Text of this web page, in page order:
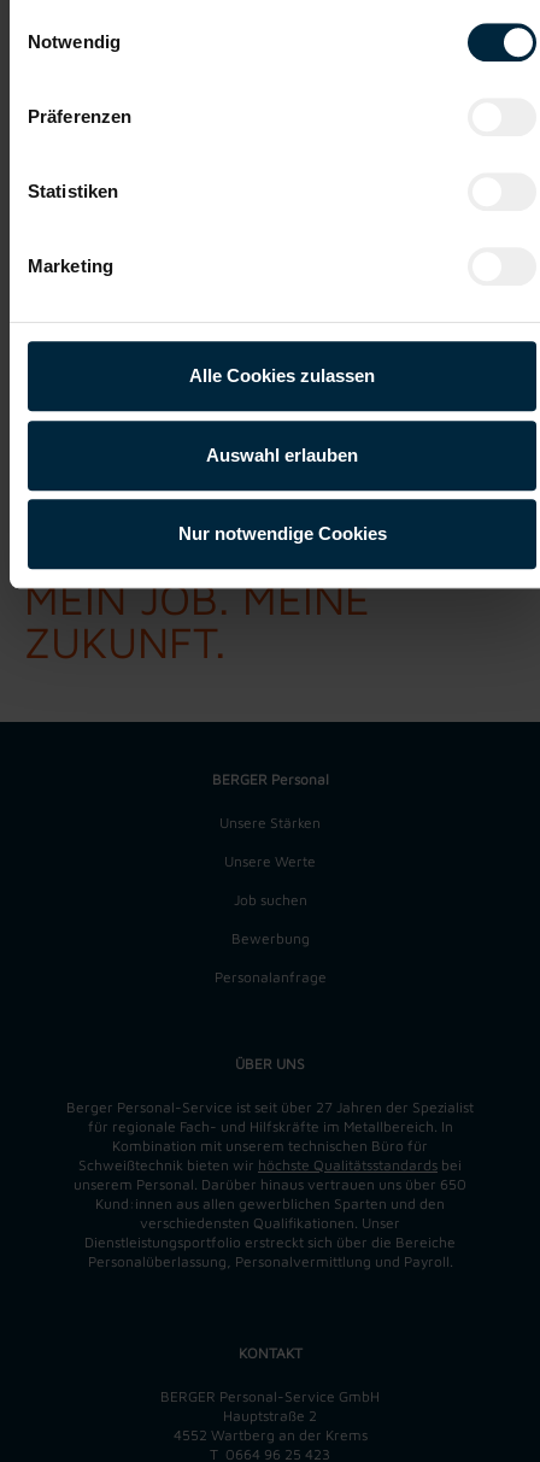
Notwendig
Präferenzen
Statistiken
Marketing
Alle Cookies zulassen
Auswahl erlauben
Nur notwendige Cookies
Datei 5
Rahmen meiner Initiativbewerbung für die Dauer von drei
Berger Personal
MEIN JOB. MEINE
ZUKUNFT.
BERGER Personal
Unsere Stärken
Unsere Werte
Job suchen
Bewerbung
Personalanfrage
ÜBER UNS
Berger Personal-Service ist seit über 27 Jahren der Spezialist
für regionale Fach- und Hilfskräfte im Metallbereich. In
Kombination mit unserem technischen Büro für
Schweißtechnik bieten wir höchste Qualitätsstandards bei
unserem Personal. Darüber hinaus vertrauen uns über 650
Kund:innen aus allen gewerblichen Sparten und den
verschiedensten Qualifikationen. Unser
Dienstleistungsportfolio erstreckt sich über die Bereiche
Personalüberlassung, Personalvermittlung und Payroll.
KONTAKT
BERGER Personal-Service GmbH
Hauptstraße 2
4552 Wartberg an der Krems
T 0664 96 25 423